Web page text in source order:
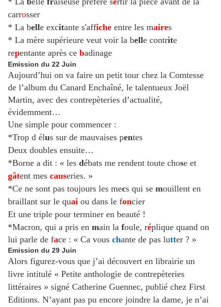
carrosser
* La belle excitante s'affiche entre les maires
* La mère supérieure veut voir la belle contrite
repentante après ce badinage
Emission du 22 Juin
Aujourd’hui on va faire un petit tour chez la Comtesse
de l’album du Canard Enchaîné, le talentueux Joël
Martin, avec des contrepèteries d’actualité,
évidemment…
Une simple pour commencer :
*Trop d élus sur de mauvaises pentes
Deux doubles ensuite…
*Borne a dit : « les débats me rendent toute chose et
gâtent mes causeries. »
*Ce ne sont pas toujours les mecs qui se mouillent en
braillant sur le quai ou dans le foncier
Et une triple pour terminer en beauté !
*Macron, qui a pris en main la foule, réplique quand on
lui parle de face : « Ca vous chante de pas lutter ? »
Emission du 29 Juin
Alors figurez-vous que j’ai découvert en librairie un
livre intitulé « Petite anthologie de contrepèteries
littéraires » signé Catherine Guennec, publié chez First
Editions. N’ayant pas pu encore joindre la dame, je n’ai